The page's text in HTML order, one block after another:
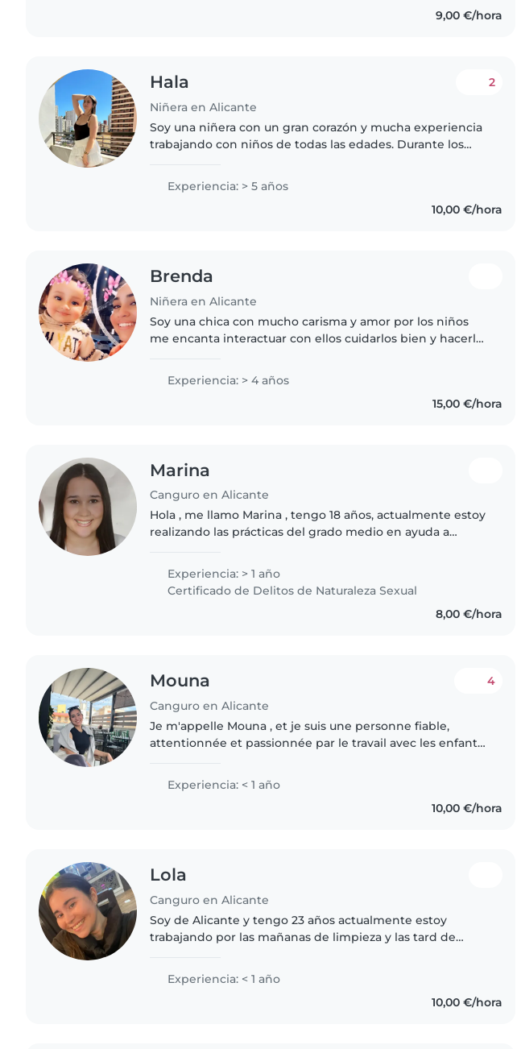
9,00 €/hora
Hala
Niñera en Alicante
2
Soy una niñera con un gran corazón y mucha experiencia
trabajando con niños de todas las edades. Durante los
preescolares, escolares..
Experiencia: > 5 años
10,00 €/hora
Brenda
Niñera en Alicante
Soy una chica con mucho carisma y amor por los niños
me encanta interactuar con ellos cuidarlos bien y hacerlo
Experiencia: > 4 años
15,00 €/hora
Marina
Canguro en Alicante
Hola , me llamo Marina , tengo 18 años, actualmente estoy
realizando las prácticas del grado medio en ayuda a
educadora infantil..
Experiencia: > 1 año
Certificado de Delitos de Naturaleza Sexual
8,00 €/hora
Mouna
Canguro en Alicante
4
Je m'appelle Mouna , et je suis une personne fiable,
attentionnée et passionnée par le travail avec les enfants.
permis de développer..
Experiencia: < 1 año
10,00 €/hora
Lola
Canguro en Alicante
Soy de Alicante y tengo 23 años actualmente estoy
trabajando por las mañanas de limpieza y las tard de
estoy libre. Más adelante..
Experiencia: < 1 año
10,00 €/hora